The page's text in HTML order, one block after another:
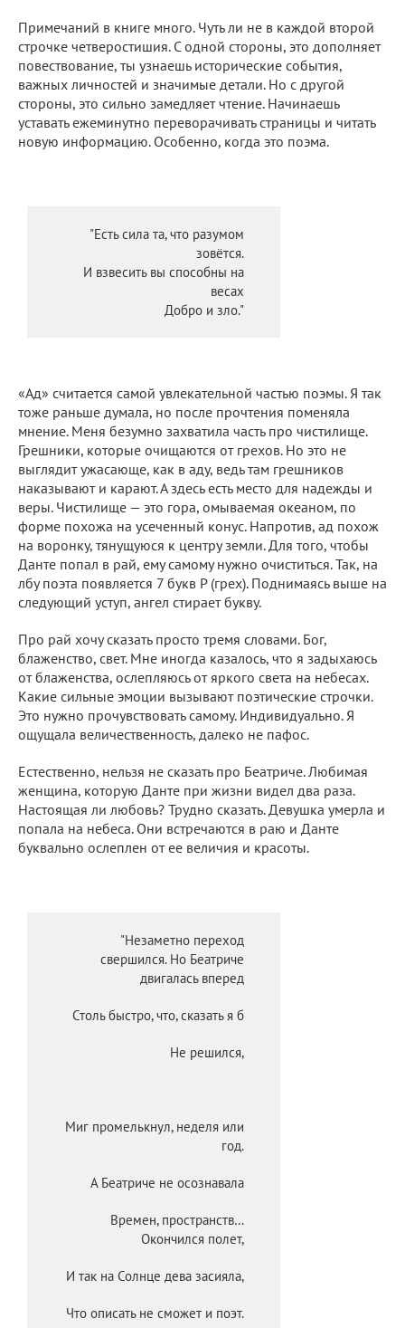
Примечаний в книге много. Чуть ли не в каждой второй
строчке четверостишия. С одной стороны, это дополняет
повествование, ты узнаешь исторические события,
важных личностей и значимые детали. Но с другой
стороны, это сильно замедляет чтение. Начинаешь
уставать ежеминутно переворачивать страницы и читать
новую информацию. Особенно, когда это поэма.
"Есть сила та, что разумом
зовётся.
И взвесить вы способны на
весах
Добро и зло."
«Ад» считается самой увлекательной частью поэмы. Я так
тоже раньше думала, но после прочтения поменяла
мнение. Меня безумно захватила часть про чистилище.
Грешники, которые очищаются от грехов. Но это не
выглядит ужасающе, как в аду, ведь там грешников
наказывают и карают. А здесь есть место для надежды и
веры. Чистилище — это гора, омываемая океаном, по
форме похожа на усеченный конус. Напротив, ад похож
на воронку, тянущуюся к центру земли. Для того, чтобы
Данте попал в рай, ему самому нужно очиститься. Так, на
лбу поэта появляется 7 букв P (грех). Поднимаясь выше на
следующий уступ, ангел стирает букву.
Про рай хочу сказать просто тремя словами. Бог,
блаженство, свет. Мне иногда казалось, что я задыхаюсь
от блаженства, ослепляюсь от яркого света на небесах.
Какие сильные эмоции вызывают поэтические строчки.
Это нужно прочувствовать самому. Индивидуально. Я
ощущала величественность, далеко не пафос.
Естественно, нельзя не сказать про Беатриче. Любимая
женщина, которую Данте при жизни видел два раза.
Настоящая ли любовь? Трудно сказать. Девушка умерла и
попала на небеса. Они встречаются в раю и Данте
буквально ослеплен от ее величия и красоты.
"Незаметно переход
свершился. Но Беатриче
двигалась вперед
Столь быстро, что, сказать я б
Не решился,
Миг промелькнул, неделя или
год.
А Беатриче не осознавала
Времен, пространств…
Окончился полет,
И так на Солнце дева засияла,
Что описать не сможет и поэт.